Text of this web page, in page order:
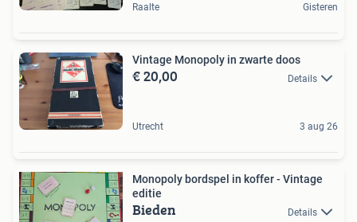
Raalte Gisteren
Vintage Monopoly in zwarte doos
€ 20,00 Details
Utrecht 3 aug 26
Monopoly bordspel in koffer - Vintage
editie
Bieden Details